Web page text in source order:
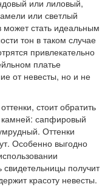
или лиловый,
или светлый
может стать идеальным
тон в таком случае
привлекательно
платье
от невесты, но и не
стоит обратить
камней: сапфировый
Оттенки
Особенно выгодно
получит
красоту невесты.